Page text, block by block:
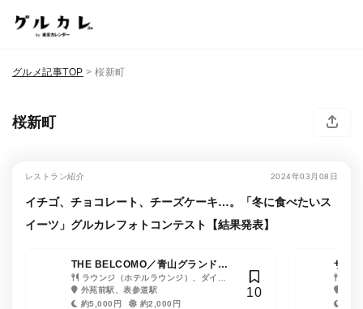
グルメ記事TOP > 桜新町
桜新町
レストラン紹介 2024年03月08日
イチゴ、チョコレート、チーズケーキ…。「冬に食べたいス
イーツ」グルカレフォトコンテスト【結果発表】
THE BELCOMO／青山グランドホ
テルラウンジ（ホテルラウンジ）、ダイニ
ングバー、アメリカ料理、カフェ・喫茶
店
外苑前駅、表参道駅
約5,000円
約2,000円
10
ザ・
東京